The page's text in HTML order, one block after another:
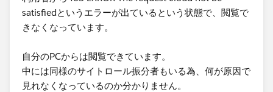
satisfiedというエラーが出ているという状態で、閲覧で
きなくなっています。
自分のPCからは閲覧できています。
中には同様のサイトロール振分者もいる為、何が原因で
見れなくなっているのか分かりません。